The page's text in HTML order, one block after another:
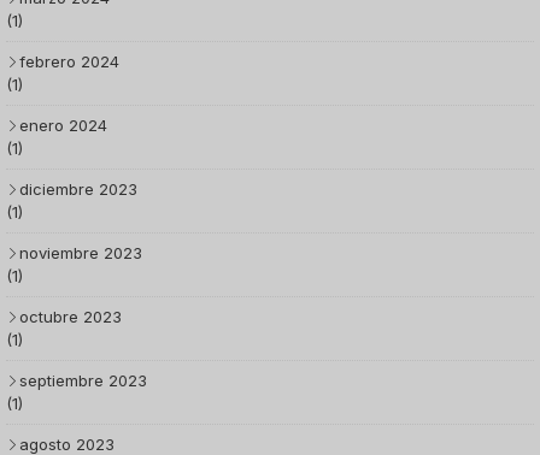
(1)
febrero 2024
(1)
enero 2024
(1)
diciembre 2023
(1)
noviembre 2023
(1)
octubre 2023
(1)
septiembre 2023
(1)
agosto 2023